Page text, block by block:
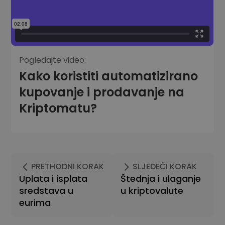
Pogledajte video:
Kako koristiti automatizirano
kupovanje i prodavanje na
Kriptomatu?
PRETHODNI KORAK
Uplata i isplata
sredstava u
eurima
SLJEDEĆI KORAK
Štednja i ulaganje
u kriptovalute